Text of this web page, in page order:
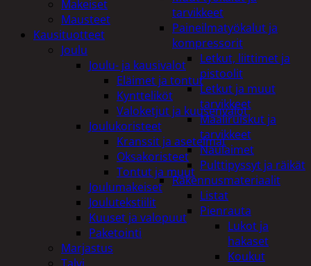
tarvikkeet
Paineilmatyökalut ja
kompressorit
Letkut, liittimet ja
pistoolit
Letkut ja muut
tarvikkeet
Maaliruiskut ja
tarvikkeet
Naulaimet
Pulttipyssyt ja räikät
Rakennusmateriaalit
Listat
Pienrauta
Lukot ja
hakaset
Koukut
Makeiset
Mausteet
Kausituotteet
Joulu
Joulu- ja kausivalot
Eläimet ja tontut
Kyntteliköt
Valoketjut ja kuusenvalot
Joulukoristeet
Kranssit ja asetelmat
Oksakoristeet
Tontut ja muut
Joulumakeiset
Joulutekstiilit
Kuuset ja valopuut
Paketointi
Marjastus